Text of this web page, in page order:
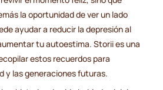
la oportunidad de ver un lado
ayudar a reducir la depresión al
tu autoestima. Storii es una
estos recuerdos para
y las generaciones futuras.